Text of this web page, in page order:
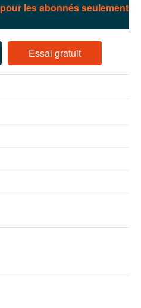
pour les abonnés seulement
Essai gratuit